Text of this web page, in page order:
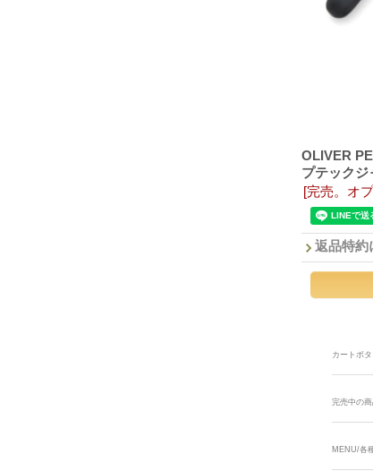
OLIVER
プテック
[完売。オ
返品特約
カートボ
完売中の
MENU/各